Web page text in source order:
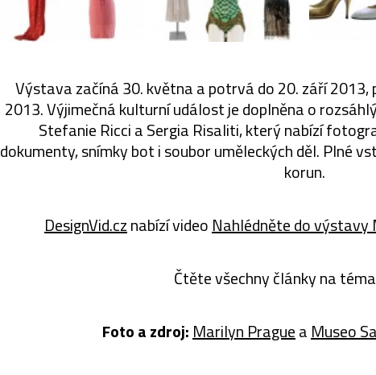
Výstava začíná 30. května a potrvá do 20. září 2013,
2013. Výjimečná kulturní událost je doplněna o
Stefanie Ricci a Sergia Risaliti, který nabízí
dokumenty, snímky bot i soubor uměleckých děl. Plné
korun.
DesignVid.cznabízí video Nahlédněte do
Čtěte všechny články na téma
Foto a zdroj: Marilyn Praguea Museo